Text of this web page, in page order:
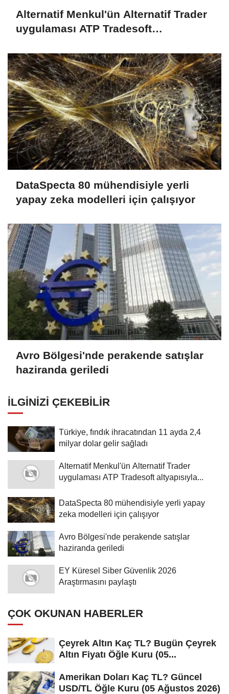
Alternatif Menkul'ün Alternatif Trader
uygulaması ATP Tradesoft
DataSpecta 80 mühendisiyle yerli
yapay zeka modelleri için çalışıyor
Avro Bölgesi'nde perakende satışlar
haziranda geriledi
İLGINIZI ÇEKEBILIR
Türkiye, fındık ihracatından 11 ayda 2,4
milyar dolar gelir sağladı
Alternatif Menkul'ün Alternatif Trader
uygulaması ATP Tradesoft altyapısıyla...
DataSpecta 80 mühendisiyle yerli yapay
zeka modelleri için çalışıyor
Avro Bölgesi'nde perakende satışlar
haziranda geriledi
EY Küresel Siber Güvenlik 2026
Araştırmasını paylaştı
ÇOK OKUNAN HABERLER
Çeyrek Altın Kaç TL? Bugün Çeyrek
Altın Fiyatı Öğle Kuru (05...
Amerikan Doları Kaç TL? Güncel
USD/TL Öğle Kuru (05 Ağustos 2026)